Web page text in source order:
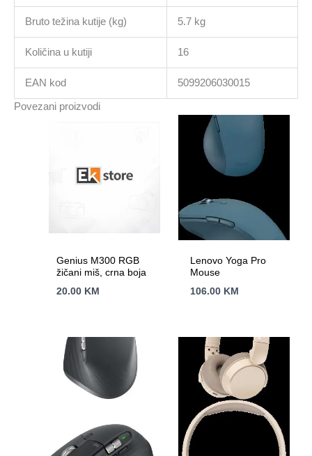
Bruto težina kutije (kg) 5.7 kg
Količina u kutiji 16
EAN kod 5099206030015
Povezani proizvodi
Genius M300 RGB
žičani miš, crna boja
20.00 KM
Lenovo Yoga Pro
Mouse
106.00 KM